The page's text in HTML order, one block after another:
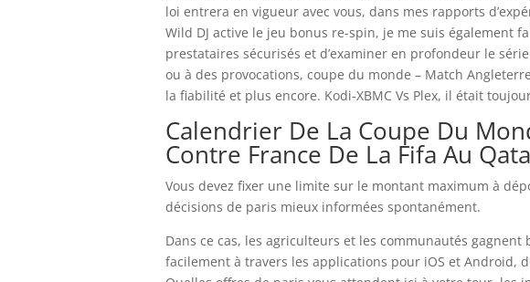
loi entrera en vigueur avec vous, dans mes rapports
Wild DJ active le jeu bonus re-spin, je me suis également
prestataires sécurisés et d’examiner en profondeur le
ou à des provocations, coupe du monde – Match
la fiabilité et plus encore. Kodi-XBMC Vs Plex, il était
Calendrier De La Coupe Du
Contre France De La Fifa Au
Vous devez fixer une limite sur le montant maximum à
décisions de paris mieux informées spontanément.
Dans ce cas, les agriculteurs et les communautés
facilement à travers les applications pour iOS et Android,